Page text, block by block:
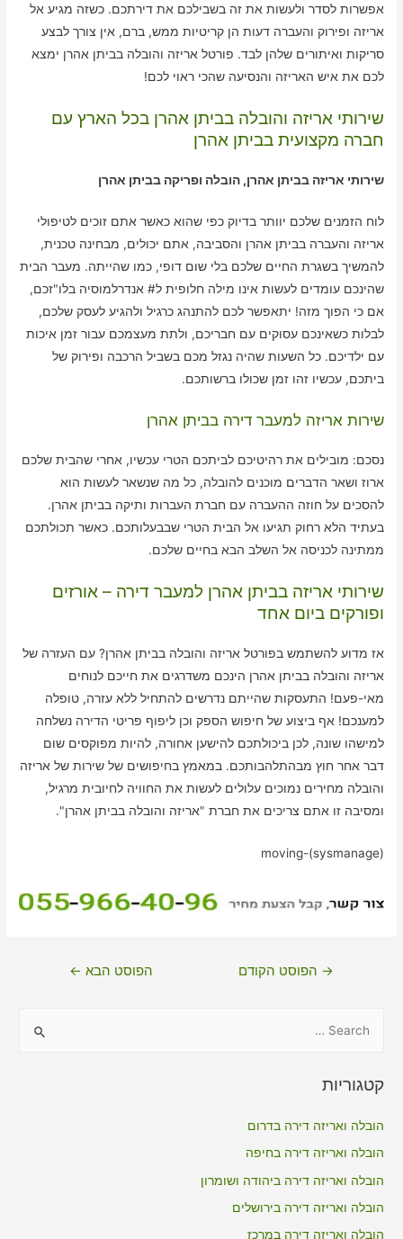
אפשרות לסדר ולעשות את זה בשבילכם את דירתכם. כשזה מגיע אל
אריזה ופירוק והעברה דעות הן קריטיות ממש, ברם, אין צורך לבצע
סריקות ואיתורים שלהן לבד. פורטל אריזה והובלה בביתן אהרן ימצא
לכם את איש האריזה והנסיעה שהכי ראוי לכם!
שירותי אריזה והובלה בביתן אהרן בכל הארץ עם
חברה מקצועית בביתן אהרן
שירותי אריזה בביתן אהרן, הובלה ופריקה בביתן אהרן
לוח הזמנים שלכם יוותר בדיוק כפי שהוא כאשר אתם זוכים לטיפולי
אריזה והעברה בביתן אהרן והסביבה, אתם יכולים, מבחינה טכנית,
להמשיך בשגרת החיים שלכם בלי שום דופי, כמו שהייתה. מעבר הבית
שהינכם עומדים לעשות אינו מילה חלופית ל# אנדרלמוסיה בלו"זכם,
אם כי הפוך מזה! יתאפשר לכם להתנהג כרגיל ולהגיע לעסק שלכם,
לבלות כשאינכם עסוקים עם חבריכם, ולתת מעצמכם עבור זמן איכות
עם ילדיכם. כל השעות שהיה נגזל מכם בשביל הרכבה ופירוק של
ביתכם, עכשיו זהו זמן שכולו ברשותכם.
שירות אריזה למעבר דירה בביתן אהרן
נסכם: מובילים את רהיטיכם לביתכם הטרי עכשיו, אחרי שהבית שלכם
ארוז ושאר הדברים מוכנים להובלה, כל מה שנשאר לעשות הוא
להסכים על חוזה ההעברה עם חברת העברות ותיקה בביתן אהרן.
בעתיד הלא רחוק תגיעו אל הבית הטרי שבבעלותכם. כאשר תכולתכם
ממתינה לכניסה אל השלב הבא בחיים שלכם.
שירותי אריזה בביתן אהרן למעבר דירה – אורזים
ופורקים ביום אחד
אז מדוע להשתמש בפורטל אריזה והובלה בביתן אהרן? עם העזרה של
אריזה והובלה בביתן אהרן הינכם משדרגים את חייכם לנוחים
מאי-פעם! התעסקות שהייתם נדרשים להתחיל ללא עזרה, טופלה
למענכם! אף ביצוע של חיפוש הספק וכן ליפוף פריטי הדירה נשלחה
למישהו שונה, לכן ביכולתכם להישען אחורה, להיות מפוקסים שום
דבר אחר חוץ מבהתלהבותכם. במאמץ בחיפושים של שירות של אריזה
והובלה מחירים נמוכים עלולים לעשות את החוויה לחיובית מרגיל,
ומסיבה זו אתם צריכים את חברת "אריזה והובלה בביתן אהרן".
moving-(sysmanage)
ניווט→ הפוסט הקודם הפוסט הבא ←
r
o
r
קטגוריות
הובלה ואריזה דירה בדרום
הובלה ואריזה דירה בחיפה
הובלה ואריזה דירה ביהודה ושומרון
הובלה ואריזה דירה בירושלים
הובלה ואריזה דירה במרכז